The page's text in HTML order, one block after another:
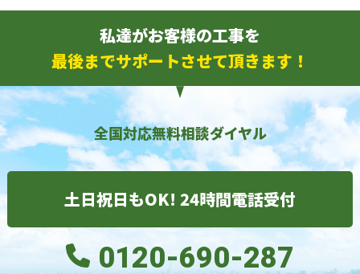
私達がお客様の工事を
最後までサポートさせて頂きます！
全国対応無料相談ダイヤル
土日祝日もOK! 24時間電話受付
0120-690-287